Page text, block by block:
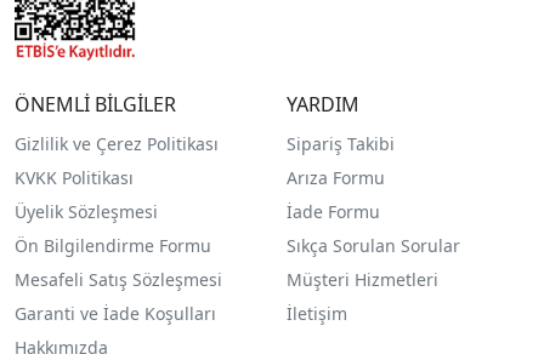
ÖNEMLİ BİLGİLER
Gizlilik ve Çerez Politikası
KVKK Politikası
Üyelik Sözleşmesi
Ön Bilgilendirme Formu
Mesafeli Satış Sözleşmesi
Garanti ve İade Koşulları
Hakkımızda
YARDIM
Sipariş Takibi
Arıza Formu
İade Formu
Sıkça Sorulan Sorular
Müşteri Hizmetleri
İletişim